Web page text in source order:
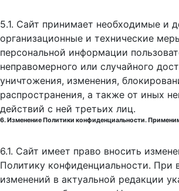
5.1. Сайт принимает необходимые и
организационные и технические
персональной информации
неправомерного или случайного
уничтожения, изменения,
распространения, а также от иных
действий с ней третьих лиц.
6. Изменение Политики конфиденциальности.
6.1. Сайт имеет право вносить
Политику конфиденциальности. При
изменений в актуальной редакции